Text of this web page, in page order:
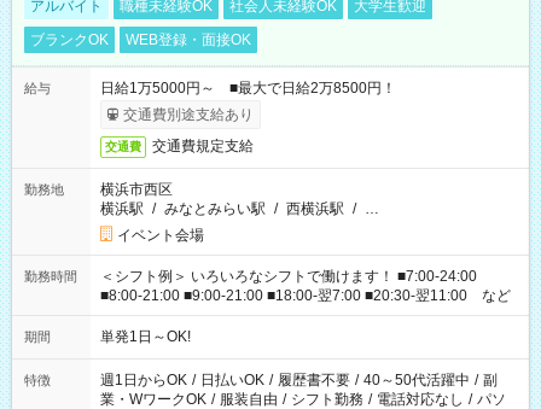
アルバイト 職種未経験OK 社会人未経験OK
大学生歓迎
ブランクOK
WEB登録・面接OK
給与
日給1万5000円～ ■最大で日給2万8500円！
交通費別途支給あり
交通費 交通費規定支給
勤務地
横浜市西区
横浜駅 / みなとみらい駅 / 西横浜駅 / …
イベント会場
勤務時間
＜シフト例＞ いろいろなシフトで働けます！ ■7:00-24:00
■8:00-21:00 ■9:00-21:00 ■18:00-翌7:00 ■20:30-翌11:00 など
期間 単発1日～OK!
特徴 週1日からOK / 日払いOK / 履歴書不要 / 40～50代活躍中 / 副
業・WワークOK / 服装自由 / シフト勤務 / 電話対応なし / パソ